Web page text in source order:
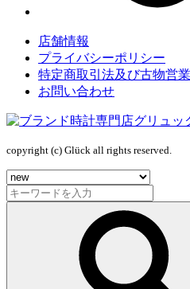
店舗情報
プライバシーポリシー
特定商取引法及び古物営
お問い合わせ
copyright (c) Glück all rights reserved.